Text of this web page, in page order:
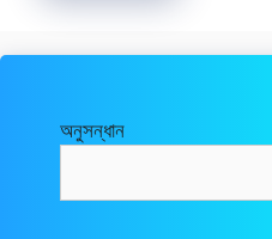
অনুসন্ধান